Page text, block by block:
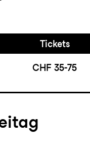
Tickets
CHF 35-75